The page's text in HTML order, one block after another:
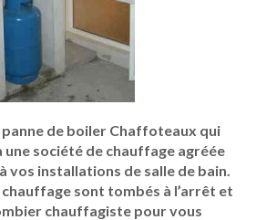
panne de boiler Chaffoteaux qui
une société de chauffage agréée
vos installations de salle de bain.
sont tombés à l’arrêt et
chauffagiste pour vous